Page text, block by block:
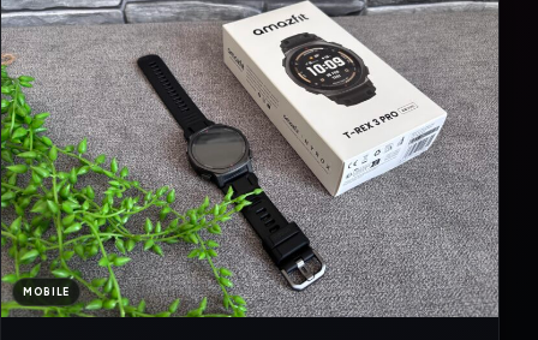
MOBILE